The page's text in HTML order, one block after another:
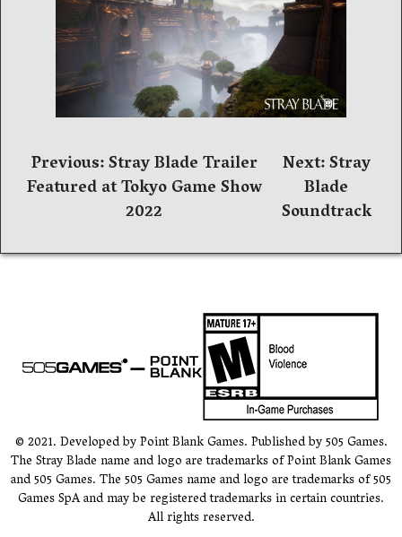
Navigation
de
l’article
Previous:Stray Blade Trailer
Featured at Tokyo Game Show
2022
Next:Stray
Blade
Soundtrack
© 2021. Developed by Point Blank Games. Published by 505 Games.
The Stray Blade name and logo are trademarks of Point Blank Games
and 505 Games. The 505 Games name and logo are trademarks of 505
Games SpA and may be registered trademarks in certain countries.
All rights reserved.